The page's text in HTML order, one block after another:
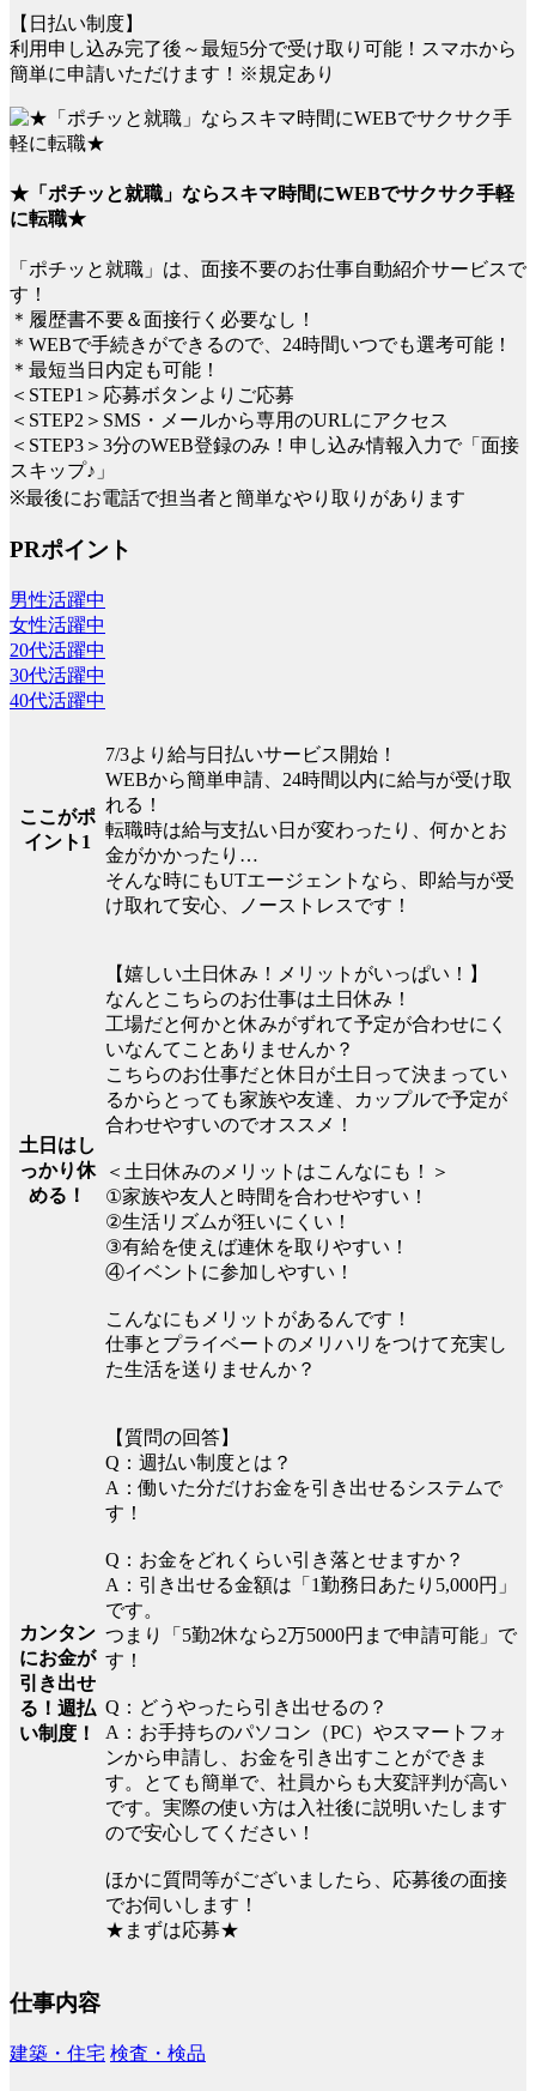
【日払い制度】
利用申し込み完了後～最短5分で受け取り可能！スマホから
簡単に申請いただけます！※規定あり
★「ポチッと就職」ならスキマ時間にWEBでサクサク手軽
に転職★
「ポチッと就職」は、面接不要のお仕事自動紹介サービスで
す！
＊履歴書不要＆面接行く必要なし！
＊WEBで手続きができるので、24時間いつでも選考可能！
＊最短当日内定も可能！
＜STEP1＞応募ボタンよりご応募
＜STEP2＞SMS・メールから専用のURLにアクセス
＜STEP3＞3分のWEB登録のみ！申し込み情報入力で「面接
スキップ♪」
※最後にお電話で担当者と簡単なやり取りがあります
PRポイント
男性活躍中
女性活躍中
20代活躍中
30代活躍中
40代活躍中
ここがポ
イント1
7/3より給与日払いサービス開始！
WEBから簡単申請、24時間以内に給与が受け取
れる！
転職時は給与支払い日が変わったり、何かとお
金がかかったり…
そんな時にもUTエージェントなら、即給与が受
け取れて安心、ノーストレスです！
土日はし
っかり休
める！
【嬉しい土日休み！メリットがいっぱい！】
なんとこちらのお仕事は土日休み！
工場だと何かと休みがずれて予定が合わせにく
いなんてことありませんか？
こちらのお仕事だと休日が土日って決まってい
るからとっても家族や友達、カップルで予定が
合わせやすいのでオススメ！
＜土日休みのメリットはこんなにも！＞
①家族や友人と時間を合わせやすい！
②生活リズムが狂いにくい！
③有給を使えば連休を取りやすい！
④イベントに参加しやすい！
こんなにもメリットがあるんです！
仕事とプライベートのメリハリをつけて充実し
た生活を送りませんか？
カンタン
にお金が
引き出せ
る！週払
い制度！
【質問の回答】
Q：週払い制度とは？
A：働いた分だけお金を引き出せるシステムで
す！
Q：お金をどれくらい引き落とせますか？
A：引き出せる金額は「1勤務日あたり5,000円」
です。
つまり「5勤2休なら2万5000円まで申請可能」で
す！
Q：どうやったら引き出せるの？
A：お手持ちのパソコン（PC）やスマートフォ
ンから申請し、お金を引き出すことができま
す。とても簡単で、社員からも大変評判が高い
です。実際の使い方は入社後に説明いたします
ので安心してください！
ほかに質問等がございましたら、応募後の面接
でお伺いします！
★まずは応募★
仕事内容
建築・住宅 検査・検品